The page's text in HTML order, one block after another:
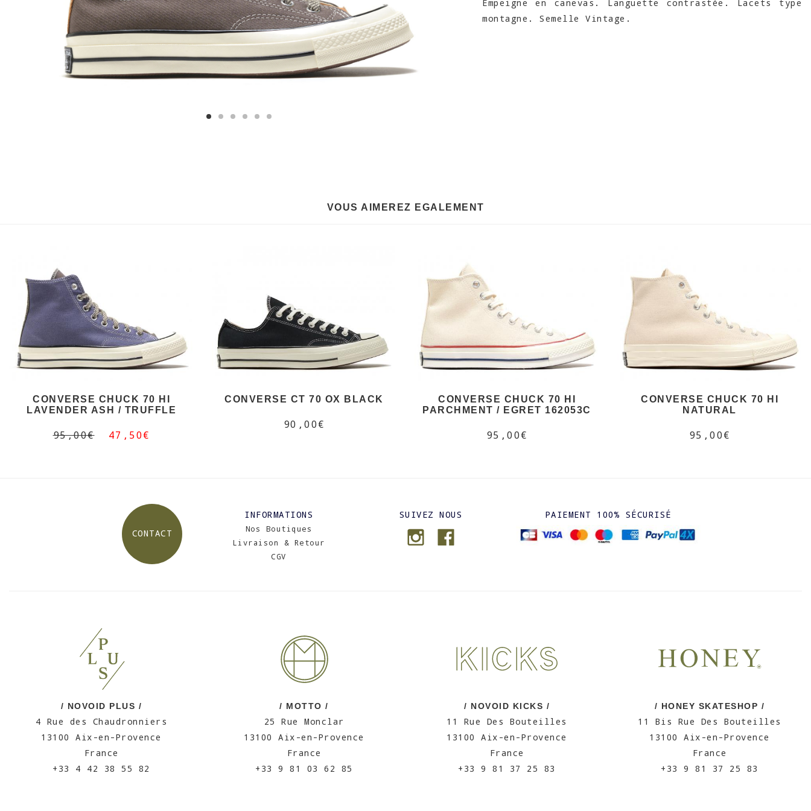
Empeigne en canevas. Languette contrastée. Lacets type
montagne. Semelle Vintage.
VOUS AIMEREZ EGALEMENT
CONVERSE CHUCK 70 HI
LAVENDER ASH / TRUFFLE
95,00€ 47,50€
CONVERSE CT 70 OX BLACK
90,00€
CONVERSE CHUCK 70 HI
PARCHMENT / EGRET 162053C
95,00€
CONVERSE CHUCK 70 HI
NATURAL
95,00€
CONTACT
INFORMATIONS
Nos Boutiques
Livraison & Retour
CGV
SUIVEZ NOUS PAIEMENT 100% SÉCURISÉ
/ NOVOID PLUS /
4 Rue des Chaudronniers
13100 Aix-en-Provence
France
+33 4 42 38 55 82
/ MOTTO /
25 Rue Monclar
13100 Aix-en-Provence
France
+33 9 81 03 62 85
/ NOVOID KICKS /
11 Rue Des Bouteilles
13100 Aix-en-Provence
France
+33 9 81 37 25 83
/ HONEY SKATESHOP /
11 Bis Rue Des Bouteilles
13100 Aix-en-Provence
France
+33 9 81 37 25 83